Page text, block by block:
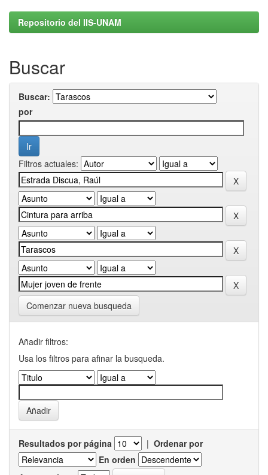
Repositorio del IIS-UNAM
Buscar
Buscar:
por
Filtros actuales:
Comenzar nueva busqueda
Añadir filtros:
Usa los filtros para afinar la busqueda.
Resultados por página | Ordenar por
En orden